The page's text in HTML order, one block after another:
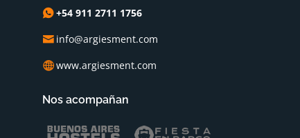
+54 911 2711 1756
info@argiesment.com
www.argiesment.com
Nos acompañan